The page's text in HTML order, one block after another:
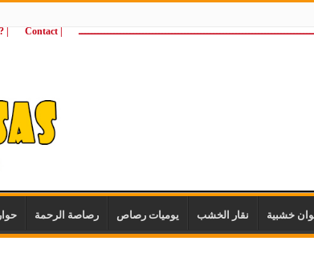
| Contact
wij
خشبية نقار الخشب يوميات رصاص رصاصة الرحمة